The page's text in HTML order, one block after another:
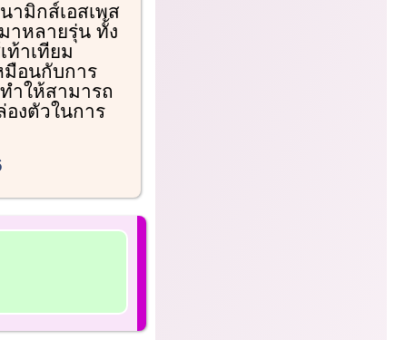
มิกส์เอสเพส
าหลายรุ่น ทั้ง
ท้าเทียม
มือนกับการ
ำให้สามารถ
งตัวในการ